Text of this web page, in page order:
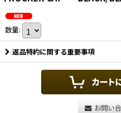
数量:
返品特約に関する重要事項
お問い